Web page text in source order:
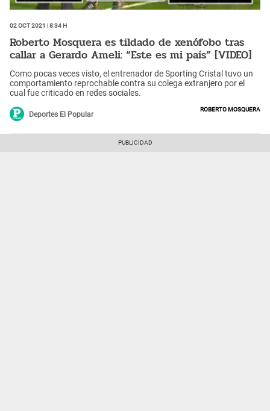
02 Oct 2021 | 8:34 h
Roberto Mosquera es tildado de xenófobo tras
callar a Gerardo Ameli: “Este es mi país” [VIDEO]
Como pocas veces visto, el entrenador de Sporting Cristal tuvo un
comportamiento reprochable contra su colega extranjero por el
cual fue criticado en redes sociales.
Deportes El Popular
Roberto Mosquera